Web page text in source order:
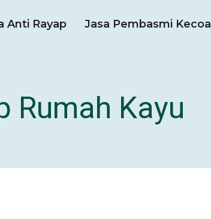
Anti Rayap Jasa Pembasmi Kecoa
Rumah Kayu